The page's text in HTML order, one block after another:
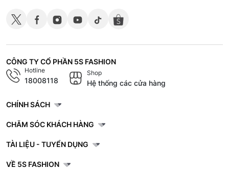
CÔNG TY CỔ PHẦN 5S FASHION
Hotline
18008118
Shop
Hệ thống các cửa hàng
CHÍNH SÁCH
CHĂM SÓC KHÁCH HÀNG
TÀI LIỆU - TUYỂN DỤNG
VỀ 5S FASHION